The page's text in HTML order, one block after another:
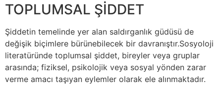
TOPLUMSAL ŞİDDET
Şiddetin temelinde yer alan saldırganlık güdüsü de
değişik biçimlere bürünebilecek bir davranıştır.Sosyoloji
literatüründe toplumsal şiddet, bireyler veya gruplar
arasında; fiziksel, psikolojik veya sosyal yönden zarar
verme amacı taşıyan eylemler olarak ele alınmaktadır.